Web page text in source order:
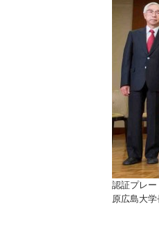
認証プレ
原広島大